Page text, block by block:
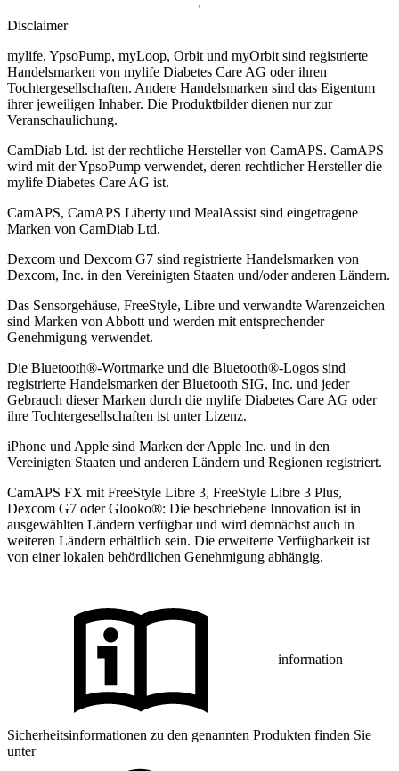
Disclaimer
mylife, YpsoPump, myLoop, Orbit und myOrbit sind registrierte
Handelsmarken von mylife Diabetes Care AG oder ihren
Tochtergesellschaften. Andere Handelsmarken sind das Eigentum
ihrer jeweiligen Inhaber. Die Produktbilder dienen nur zur
Veranschaulichung.
CamDiab Ltd. ist der rechtliche Hersteller von CamAPS. CamAPS
wird mit der YpsoPump verwendet, deren rechtlicher Hersteller die
mylife Diabetes Care AG ist.
CamAPS, CamAPS Liberty und MealAssist sind eingetragene
Marken von CamDiab Ltd.
Dexcom und Dexcom G7 sind registrierte Handelsmarken von
Dexcom, Inc. in den Vereinigten Staaten und/oder anderen Ländern.
Das Sensorgehäuse, FreeStyle, Libre und verwandte Warenzeichen
sind Marken von Abbott und werden mit entsprechender
Genehmigung verwendet.
Die Bluetooth®-Wortmarke und die Bluetooth®-Logos sind
registrierte Handelsmarken der Bluetooth SIG, Inc. und jeder
Gebrauch dieser Marken durch die mylife Diabetes Care AG oder
ihre Tochtergesellschaften ist unter Lizenz.
iPhone und Apple sind Marken der Apple Inc. und in den
Vereinigten Staaten und anderen Ländern und Regionen registriert.
CamAPS FX mit FreeStyle Libre 3, FreeStyle Libre 3 Plus,
Dexcom G7 oder Glooko®: Die beschriebene Innovation ist in
ausgewählten Ländern verfügbar und wird demnächst auch in
weiteren Ländern erhältlich sein. Die erweiterte Verfügbarkeit ist
von einer lokalen behördlichen Genehmigung abhängig.
information
Sicherheitsinformationen zu den genannten Produkten finden Sie
unter